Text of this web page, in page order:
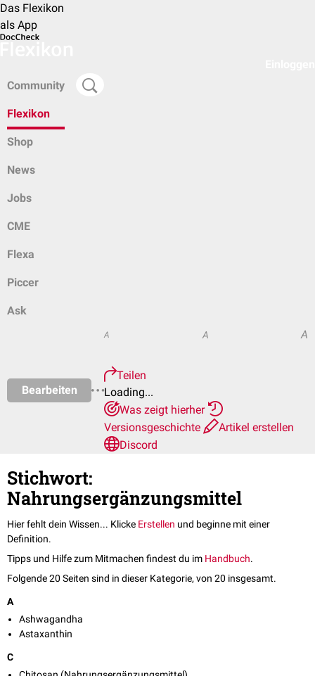
Das Flexikon
als App
Community
Flexikon
Shop
News
Jobs
CME
Flexa
Piccer
Ask
Bearbeiten
A A A
Teilen
Loading...
Was zeigt hierher
Versionsgeschichte
Artikel erstellen
Discord
Stichwort:
Nahrungsergänzungsmittel
Hier fehlt dein Wissen... Klicke Erstellen und beginne mit einer
Definition.
Tipps und Hilfe zum Mitmachen findest du im Handbuch.
Folgende 20 Seiten sind in dieser Kategorie, von 20 insgesamt.
A
Ashwagandha
Astaxanthin
C